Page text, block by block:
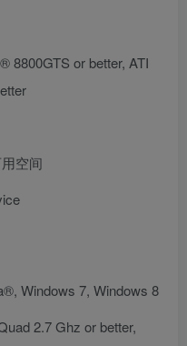
8800GTS or better, ATI
空间
Windows 7, Windows 8
2.7 Ghz or better,